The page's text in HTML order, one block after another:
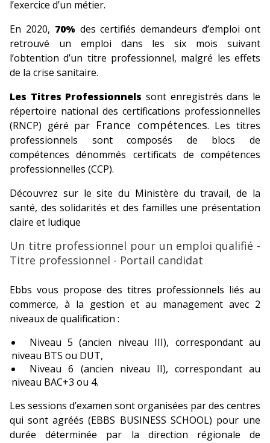
l’exercice d’un métier.
En 2020, 70%des certifiés demandeurs d’emploi ont
retrouvé un emploi dans les six mois suivant
l’obtention d’un titre professionnel, malgré les effets
de la crise sanitaire.
Les Titres Professionnels sont enregistrés dans le
répertoire national des certifications professionnelles
(RNCP) géré par France compétences. Les titres
professionnels sont composés de blocs de
compétences dénommés certificats de compétences
professionnelles (CCP).
Découvrez sur le site du Ministère du travail, de la
santé, des solidarités et des familles une présentation
claire et ludique
Un titre professionnel pour un emploi qualifié -
Titre professionnel - Portail candidat
Ebbs vous propose des titres professionnels liés au
commerce, à la gestion et au management avec 2
niveaux de qualification :
Niveau 5 (ancien niveau III), correspondant au
niveau BTS ou DUT,
Niveau 6 (ancien niveau II), correspondant au
niveau BAC+3 ou 4.
Les sessions d’examen sont organisées par des centres
qui sont agréés (EBBS BUSINESS SCHOOL) pour une
durée déterminée par la direction régionale de